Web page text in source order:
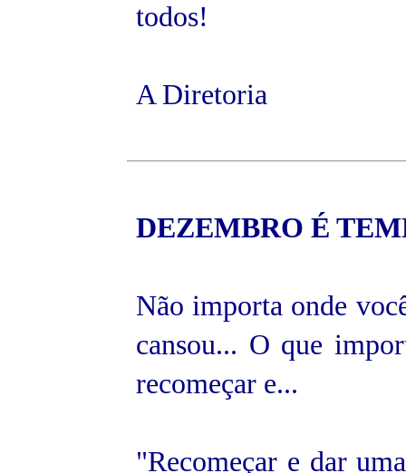
todos!
A Diretoria
DEZEMBRO É
Não importa onde
cansou... O que
recomeçar e...
"Recomeçar e dar